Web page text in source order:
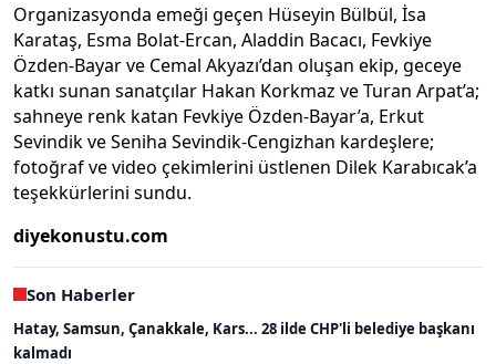
Organizasyonda emeği geçen Hüseyin Bülbül, İsa
Karataş, Esma Bolat-Ercan, Aladdin Bacacı, Fevkiye
Özden-Bayar ve Cemal Akyazı’dan oluşan ekip, geceye
katkı sunan sanatçılar Hakan Korkmaz ve Turan Arpat’a;
sahneye renk katan Fevkiye Özden-Bayar’a, Erkut
Sevindik ve Seniha Sevindik-Cengizhan kardeşlere;
fotoğraf ve video çekimlerini üstlenen Dilek Karabıcak’a
teşekkürlerini sundu.
diyekonustu.com
Son Haberler
Hatay, Samsun, Çanakkale, Kars... 28 ilde CHP'li belediye başkanı
kalmadı